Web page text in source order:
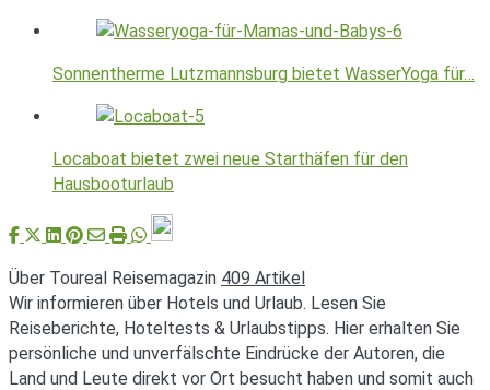
Sonnentherme Lutzmannsburg bietet WasserYoga für…
Locaboat bietet zwei neue Starthäfen für den
Hausbooturlaub
Über Toureal Reisemagazin 409 Artikel
Wir informieren über Hotels und Urlaub. Lesen Sie
Reiseberichte, Hoteltests & Urlaubstipps. Hier erhalten Sie
persönliche und unverfälschte Eindrücke der Autoren, die
Land und Leute direkt vor Ort besucht haben und somit auch